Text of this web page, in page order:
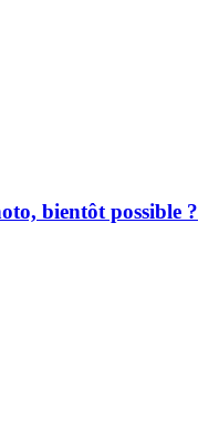
bientôt possible ?